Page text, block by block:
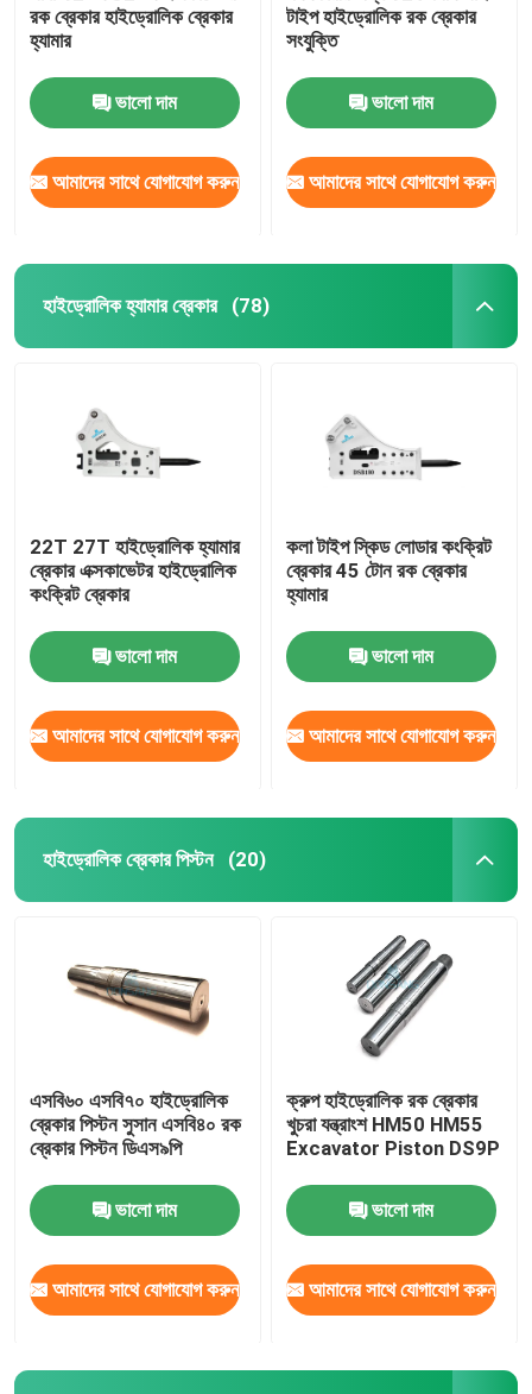
রক ব্রেকার হাইড্রোলিক ব্রেকার
হ্যামার
ভালো দাম
আমাদের সাথে যোগাযোগ করুন
টাইপ হাইড্রোলিক রক ব্রেকার
সংযুক্তি
ভালো দাম
আমাদের সাথে যোগাযোগ করুন
হাইড্রোলিক হ্যামার ব্রেকার (78)
22T 27T হাইড্রোলিক হ্যামার
ব্রেকার এক্সকাভেটর হাইড্রোলিক
কংক্রিট ব্রেকার
ভালো দাম
আমাদের সাথে যোগাযোগ করুন
কলা টাইপ স্কিড লোডার কংক্রিট
ব্রেকার 45 টোন রক ব্রেকার
হ্যামার
ভালো দাম
আমাদের সাথে যোগাযোগ করুন
হাইড্রোলিক ব্রেকার পিস্টন (20)
এসবি৬০ এসবি৭০ হাইড্রোলিক
ব্রেকার পিস্টন সুসান এসবি৪০ রক
ব্রেকার পিস্টন ডিএস৯পি
ভালো দাম
আমাদের সাথে যোগাযোগ করুন
ক্রুপ হাইড্রোলিক রক ব্রেকার
খুচরা যন্ত্রাংশ HM50 HM55
Excavator Piston DS9P
ভালো দাম
আমাদের সাথে যোগাযোগ করুন